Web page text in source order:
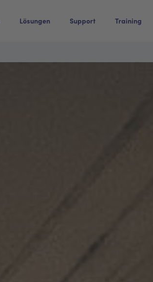
Lösungen Support Training